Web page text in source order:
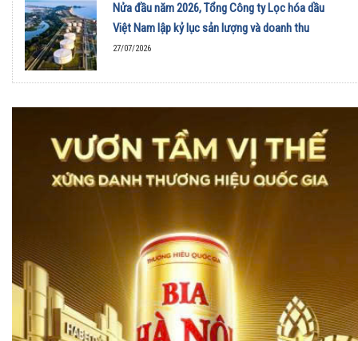
Nửa đầu năm 2026, Tổng Công ty Lọc hóa dầu
Việt Nam lập kỷ lục sản lượng và doanh thu
27/07/2026